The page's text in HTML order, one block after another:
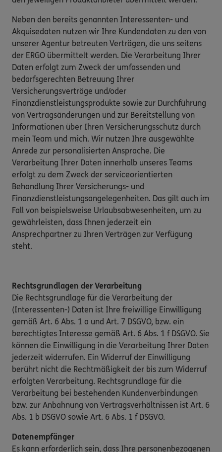
Neben den bereits genannten Interessenten- und
Akquisedaten nutzen wir Ihre Kundendaten zu den von
unserer Agentur betreuten Verträgen, die uns seitens
der ERGO übermittelt werden. Die Verarbeitung Ihrer
Daten erfolgt zum Zweck der umfassenden und
bedarfsgerechten Betreuung Ihrer
Versicherungsverträge und/oder
Finanzdienstleistungsprodukte sowie zur Durchführung
von Vertragsänderungen und zur Bereitstellung von
Informationen über Ihren Versicherungsschutz durch
mein Team und mich. Wir nutzen Ihre ausgewählte
Anrede zur personalisierten Ansprache. Die
Verarbeitung Ihrer Daten innerhalb unseres Teams
erfolgt zu dem Zweck der serviceorientierten
Behandlung Ihrer Versicherungs- und
Finanzdienstleistungsangelegenheiten. Das gilt auch im
Fall von beispielsweise Urlaubsabwesenheiten, um zu
gewährleisten, dass Ihnen jederzeit ein
Ansprechpartner zu Ihren Verträgen zur Verfügung
steht.
Rechtsgrundlagen der Verarbeitung
Die Rechtsgrundlage für die Verarbeitung der
(Interessenten-) Daten ist Ihre freiwillige Einwilligung
gemäß Art. 6 Abs. 1 a und Art. 7 DSGVO, bzw. ein
berechtigtes Interesse gemäß Art. 6 Abs. 1 f DSGVO. Sie
können die Einwilligung in die Verarbeitung Ihrer Daten
jederzeit widerrufen. Ein Widerruf der Einwilligung
berührt nicht die Rechtmäßigkeit der bis zum Widerruf
erfolgten Verarbeitung. Rechtsgrundlage für die
Verarbeitung bei bestehenden Kundenverbindungen
bzw. zur Anbahnung von Vertragsverhältnissen ist Art. 6
Abs. 1 b DSGVO sowie Art. 6 Abs. 1 f DSGVO.
Datenempfänger
Es kann erforderlich sein, dass Ihre personenbezogenen